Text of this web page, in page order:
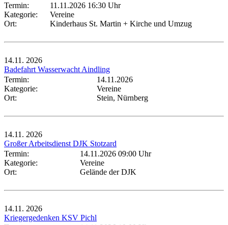
Termin:
11.11.2026 16:30 Uhr
Kategorie:
Vereine
Ort:
Kinderhaus St. Martin + Kirche und Umzug
14.11. 2026
Badefahrt Wasserwacht Aindling
Termin:
14.11.2026
Kategorie:
Vereine
Ort:
Stein, Nürnberg
14.11. 2026
Großer Arbeitsdienst DJK Stotzard
Termin:
14.11.2026 09:00 Uhr
Kategorie:
Vereine
Ort:
Gelände der DJK
14.11. 2026
Kriegergedenken KSV Pichl